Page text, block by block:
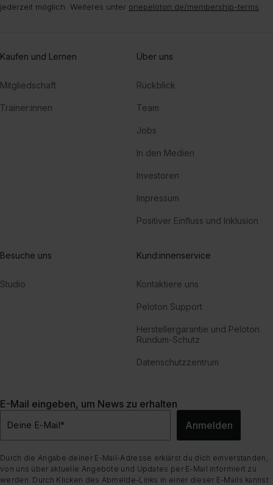
jederzeit möglich. Weiteres unter onepeloton.de/membership-terms
Kaufen und Lernen
Mitgliedschaft
Trainer:innen
Über uns
Rückblick
Team
Jobs
In den Medien
Investoren
Impressum
Positiver Einfluss und Inklusion
Besuche uns
Studio
Kund:innenservice
Kontaktiere uns
Peloton Support
Herstellergarantie und Peloton
Rundum-Schutz
Datenschutzzentrum
E-Mail eingeben, um News zu erhalten
Deine E-Mail* Anmelden
Durch die Angabe deiner E-Mail-Adresse erklärst du dich einverstanden,
von uns über aktuelle Angebote und Updates per E-Mail informiert zu
werden. Durch Klicken des Abmelde-Links in einer dieser E-Mails kannst